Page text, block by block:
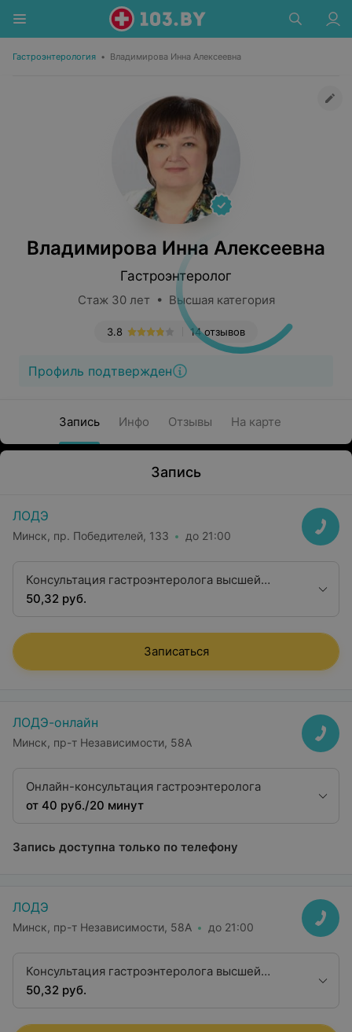
Гастроэнтерология • Владимирова Инна Алексеевна
Владимирова Инна Алексеевна
Гастроэнтеролог
Стаж 30 лет • Высшая категория
14 отзывов
3.8
Профиль подтвержден
Запись Инфо Отзывы На карте
Запись
ЛОДЭ
Минск, пр. Победителей, 133 до 21:00
Консультация гастроэнтеролога высшей
квалификационной категории
50,32 руб.
Записаться
ЛОДЭ-онлайн
Минск, пр-т Независимости, 58А
Онлайн-консультация гастроэнтеролога
от 40 руб./20 минут
Запись доступна только по телефону
ЛОДЭ
Минск, пр-т Независимости, 58А до 21:00
Консультация гастроэнтеролога высшей
квалификационной категории
50,32 руб.